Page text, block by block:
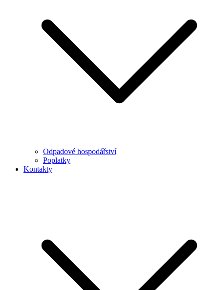
Odpadové hospodářství
Poplatky
Kontakty